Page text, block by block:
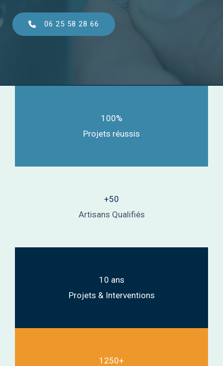
06 25 58 28 66
100%
Projets réussis
+50
Artisans Qualifiés
10 ans
Projets & Interventions
1250+